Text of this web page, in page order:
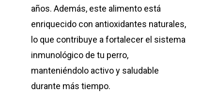
años. Además, este alimento está
enriquecido con antioxidantes naturales,
lo que contribuye a fortalecer el sistema
inmunológico de tu perro,
manteniéndolo activo y saludable
durante más tiempo.